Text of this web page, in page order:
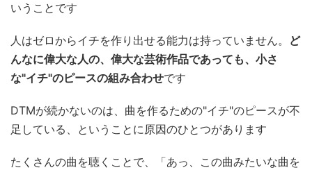
いうことです
人はゼロからイチを作り出せる能力は持っていません。 ど
んなに偉大な人の、偉大な芸術作品であっても、小さ
な"イチ"のピースの組み合わせです
DTMが続かないのは、曲を作るための"イチ"のピースが不
足している、ということに原因のひとつがあります
たくさんの曲を聴くことで、「あっ、この曲みたいな曲を